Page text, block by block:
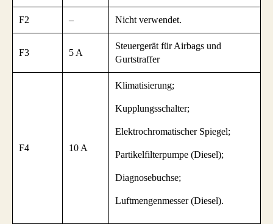
F2 – Nicht verwendet.
F3 5 A
Steuergerät für Airbags und
Gurtstraffer
F4 10 A
Klimatisierung;
Kupplungsschalter;
Elektrochromatischer Spiegel;
Partikelfilterpumpe (Diesel);
Diagnosebuchse;
Luftmengenmesser (Diesel).